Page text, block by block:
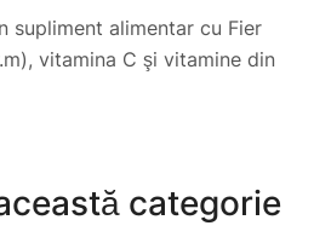
supliment alimentar cu Fier
vitamina C şi vitamine din
in care există o nevoie
a copiilor. Fierul contribuie la
roşii şi a hemoglobinei.
categorie